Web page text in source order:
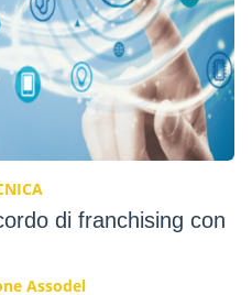
di franchising con
Assodel